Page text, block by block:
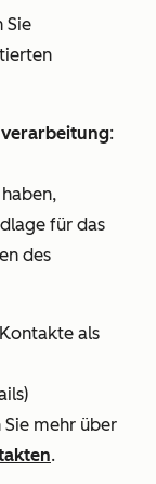
Sie
:
für das
des
als
mehr über
.